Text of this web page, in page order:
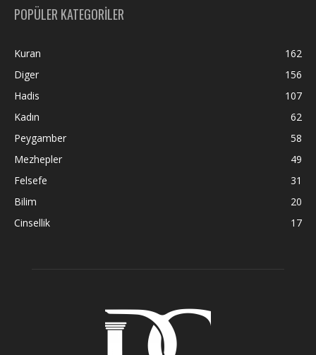
POPÜLER KATEGORİLER
Kuran
162
Diger
156
Hadis
107
Kadın
62
Peygamber
58
Mezhepler
49
Felsefe
31
Bilim
20
Cinsellik
17